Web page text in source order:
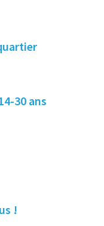
14-30 ans
!